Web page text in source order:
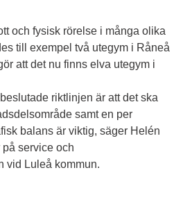
och fysisk rörelse i många olika
till exempel två utegym i Råneå
att det nu finns elva utegym i
riktlinjen är att det ska
samt en per
balans är viktig, säger Helén
service och
vid Luleå kommun.